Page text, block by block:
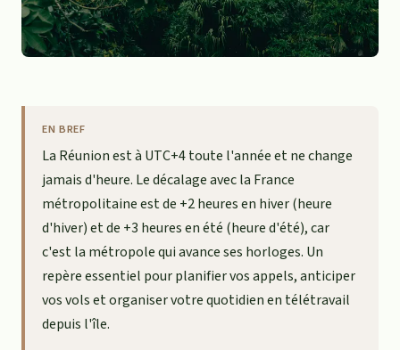
EN BREF
La Réunion est à UTC+4 toute l'année et ne change
jamais d'heure. Le décalage avec la France
métropolitaine est de +2 heures en hiver (heure
d'hiver) et de +3 heures en été (heure d'été), car
c'est la métropole qui avance ses horloges. Un
repère essentiel pour planifier vos appels, anticiper
vos vols et organiser votre quotidien en télétravail
depuis l'île.